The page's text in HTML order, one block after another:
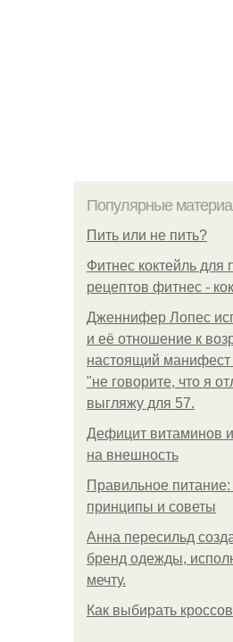
Популярные
Пить или не пить?
Фитнес коктейль для
рецептов фитнес -
Дженнифер Лопес
и её отношение к
настоящий манифест
"не говорите, что я
выгляжу для 57.
Дефицит витаминов
на внешность
Правильное
принципы и советы
Анна пересильд
бренд одежды,
мечту.
Как выбирать